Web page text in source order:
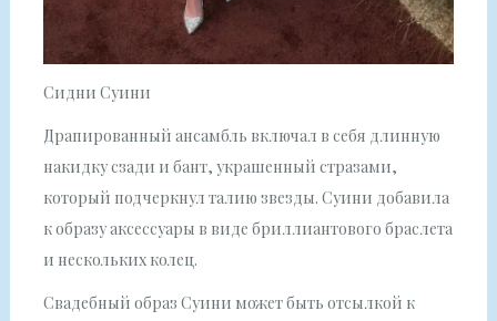
Сидни Суини
Драпированный ансамбль включал в себя длинную
накидку сзади и бант, украшенный стразами,
который подчеркнул талию звезды. Суини добавила
к образу аксессуары в виде бриллиантового браслета
и нескольких колец.
Свадебный образ Суини может быть отсылкой к